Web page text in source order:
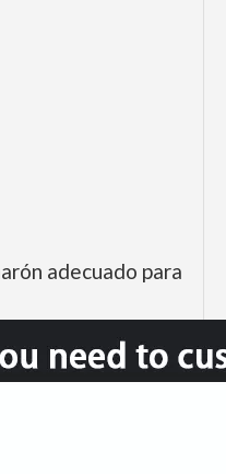
adecuado para